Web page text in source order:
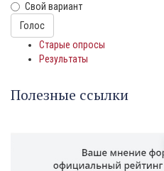
Свой вариант
Варианты
Голос
Старые опросы
Результаты
Полезные ссылки